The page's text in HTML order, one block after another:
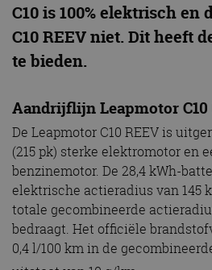
C10 is 100% elektrisch en
C10 REEV niet. Dit heeft
te bieden.
Aandrijflijn Leapmotor C10
De Leapmotor C10 REEV is
(215 pk) sterke elektromotor en
benzinemotor. De 28,4 kWh-
elektrische actieradius van 145
totale gecombineerde
bedraagt. Het officiële
0,4 l/100 km in de